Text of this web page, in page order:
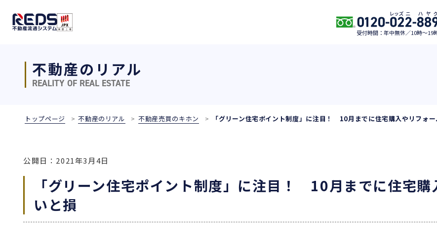
受付時間：年中無休／10時〜19
不動産のリアル
REALITY OF REAL ESTATE
トップページ 不動産のリアル 不動産売買のキホン 「グリーン住宅ポイント制度」に注目！ 10月までに住宅購入やリフォ
公開日：2021年3月4日
「グリーン住宅ポイント制度」に注目！ 10月までに住宅
いと損